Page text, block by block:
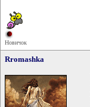
Новичок
Rromashka